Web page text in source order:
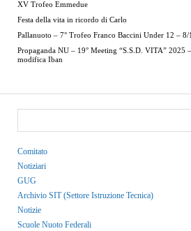
XV Trofeo Emmedue
Festa della vita in ricordo di Carlo
Pallanuoto – 7° Trofeo Franco Baccini Under 12 – 8/
Propaganda NU – 19° Meeting “S.S.D. VITA” 2025
modifica Iban
Comitato
Notiziari
GUG
Archivio SIT (Settore Istruzione Tecnica)
Notizie
Scuole Nuoto Federali